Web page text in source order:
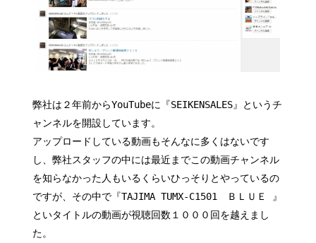
弊社は２年前からYouTubeに『SEIKENSALES』というチ
ャンネルを開設しています。
アップロードしている動画もそんなに多くはないです
し、弊社スタッフの中には最近までこの動画チャンネル
を知らなかった人もいるくらいひっそりとやっているの
ですが、その中で『TAJIMA TUMX-C1501 ＢＬＵＥ 』
といタイトルの動画が視聴回数１０００回を越えまし
た。